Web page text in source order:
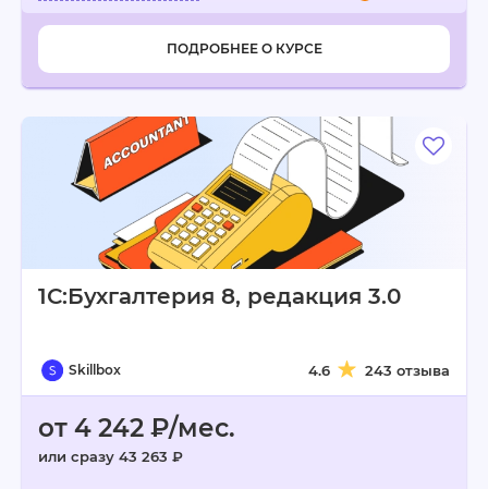
ПОДРОБНЕЕ О КУРСЕ
1С:Бухгалтерия 8, редакция 3.0
Skillbox 4.6 243 отзыва
от 4 242 ₽/мес.
или сразу 43 263 ₽